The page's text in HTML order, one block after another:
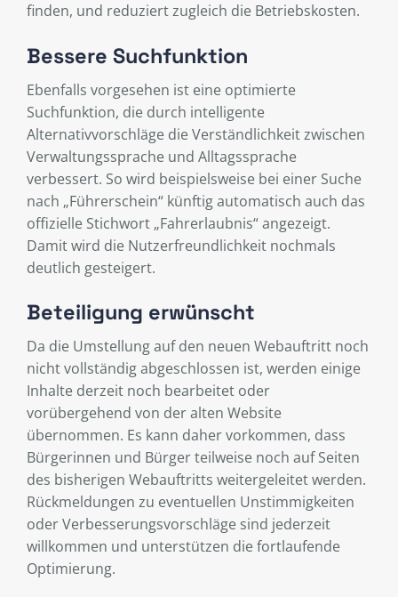
finden, und reduziert zugleich die Betriebskosten.
Bessere Suchfunktion
Ebenfalls vorgesehen ist eine optimierte
Suchfunktion, die durch intelligente
Alternativvorschläge die Verständlichkeit zwischen
Verwaltungssprache und Alltagssprache
verbessert. So wird beispielsweise bei einer Suche
nach „Führerschein“ künftig automatisch auch das
offizielle Stichwort „Fahrerlaubnis“ angezeigt.
Damit wird die Nutzerfreundlichkeit nochmals
deutlich gesteigert.
Beteiligung erwünscht
Da die Umstellung auf den neuen Webauftritt noch
nicht vollständig abgeschlossen ist, werden einige
Inhalte derzeit noch bearbeitet oder
vorübergehend von der alten Website
übernommen. Es kann daher vorkommen, dass
Bürgerinnen und Bürger teilweise noch auf Seiten
des bisherigen Webauftritts weitergeleitet werden.
Rückmeldungen zu eventuellen Unstimmigkeiten
oder Verbesserungsvorschläge sind jederzeit
willkommen und unterstützen die fortlaufende
Optimierung.